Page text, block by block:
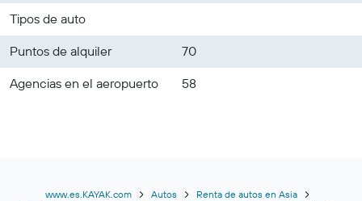
Tipos de auto
Puntos de alquiler
70
Agencias en el aeropuerto
58
www.es.KAYAK.com Autos
Renta de autos en Asia